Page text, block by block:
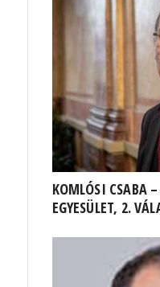
KOMLÓSI CSABA –
EGYESÜLET, 2.